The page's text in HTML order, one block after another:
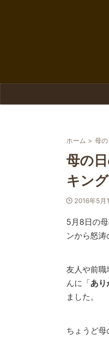
ホーム > 母の
母の
キング
2016年5月
5月8日の
ンから怒涛
友人や前職
んに「あり
ました。
ちょうど